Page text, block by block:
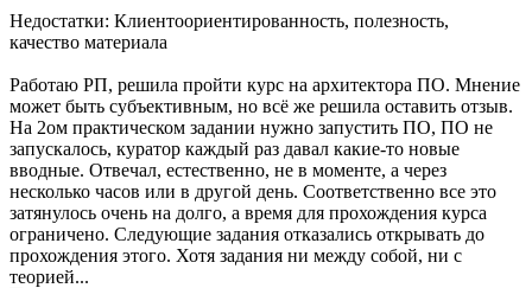
Недостатки: Клиентоориентированность, полезность,
качество материала
Работаю РП, решила пройти курс на архитектора ПО. Мнение
может быть субъективным, но всё же решила оставить отзыв.
На 2ом практическом задании нужно запустить ПО, ПО не
запускалось, куратор каждый раз давал какие-то новые
вводные. Отвечал, естественно, не в моменте, а через
несколько часов или в другой день. Соответственно все это
затянулось очень на долго, а время для прохождения курса
ограничено. Следующие задания отказались открывать до
прохождения этого. Хотя задания ни между собой, ни с
теорией...